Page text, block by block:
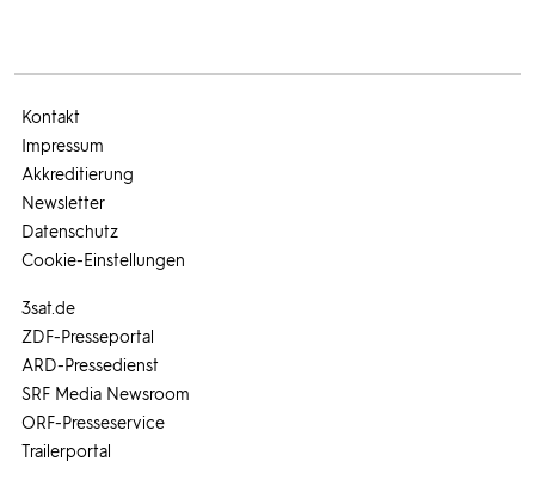
3sat.de
ZDF-Presseportal
ARD-Pressedienst
SRF Media Newsroom
ORF-Presseservice
Trailerportal
Kontakt
Impressum
Akkreditierung
Newsletter
Datenschutz
Cookie-Einstellungen